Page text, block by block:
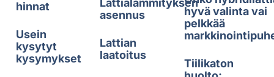
hinnat
Usein
kysytyt
kysymykset
Lattialämmityksen
asennus
Lattian
laatoitus
hyvä valinta vai
pelkkää
Tiilikaton